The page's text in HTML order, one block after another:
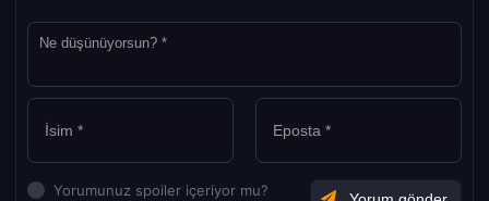
Yorumunuz spoiler içeriyor mu?